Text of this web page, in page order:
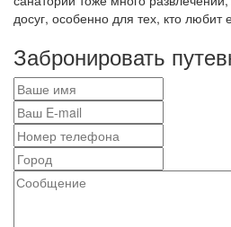
досуг, особенно для тех, кто любит
Забронировать